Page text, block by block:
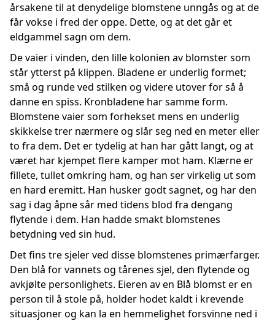
årsakene til at denydelige blomstene unngås og at de
får vokse i fred der oppe. Dette, og at det går et
eldgammel sagn om dem.
De vaier i vinden, den lille kolonien av blomster som
står ytterst på klippen. Bladene er underlig formet;
små og runde ved stilken og videre utover for så å
danne en spiss. Kronbladene har samme form.
Blomstene vaier som forhekset mens en underlig
skikkelse trer nærmere og slår seg ned en meter eller
to fra dem. Det er tydelig at han har gått langt, og at
været har kjempet flere kamper mot ham. Klærne er
fillete, tullet omkring ham, og han ser virkelig ut som
en hard eremitt. Han husker godt sagnet, og har den
sag i dag åpne sår med tidens blod fra dengang
flytende i dem. Han hadde smakt blomstenes
betydning ved sin hud.
Det fins tre sjeler ved disse blomstenes primærfarger.
Den blå for vannets og tårenes sjel, den flytende og
avkjølte personlighets. Eieren av en Blå blomst er en
person til å stole på, holder hodet kaldt i krevende
situasjoner og kan la en hemmelighet forsvinne ned i